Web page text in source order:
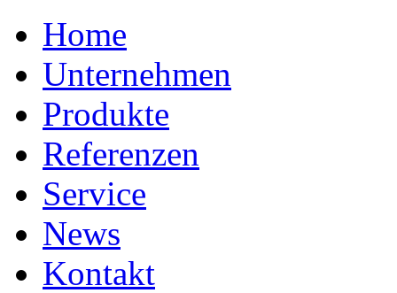
Home
Unternehmen
Produkte
Referenzen
Service
News
Kontakt